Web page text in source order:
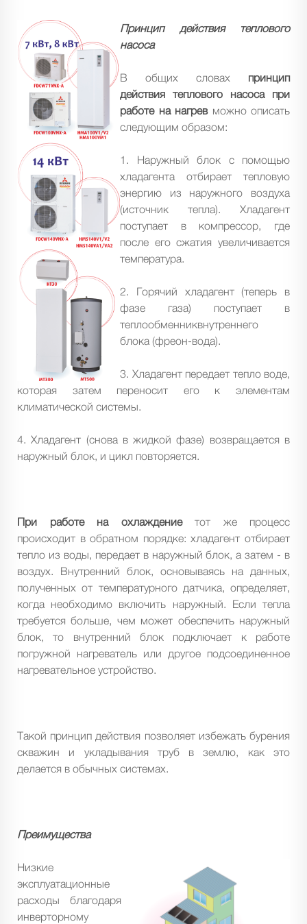
Принцип действия теплового
насоса
В общих словах принцип
действия теплового насоса при
работе на нагревможно описать
следующим образом:
1. Наружный блок с помощью
хладагента отбирает тепловую
энергию из наружного воздуха
(источник тепла). Хладагент
поступает в компрессор, где
после его сжатия увеличивается
температура.
2. Горячий хладагент (теперь в
фазе газа) поступает в
теплообменниквнутреннего
блока (фреон-вода).
3. Хладагент передает тепло воде,
которая затем переносит его к элементам
климатической системы.
4. Хладагент (снова в жидкой фазе) возвращается в
наружный блок, и цикл повторяется.
При работе на охлаждение тот же процесс
происходит в обратном порядке: хладагент отбирает
тепло из воды, передает в наружный блок, а затем - в
воздух. Внутренний блок, основываясь на данных,
полученных от температурного датчика, определяет,
когда необходимо включить наружный. Если тепла
требуется больше, чем может обеспечить наружный
блок, то внутренний блок подключает к работе
погружной нагреватель или другое подсоединенное
нагревательное устройство.
Такой принцип действия позволяет избежать бурения
скважин и укладывания труб в землю, как это
делается в обычных системах.
Преимущества
Низкие
эксплуатационные
расходы благодаря
инверторному